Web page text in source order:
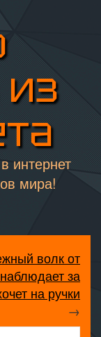
интернет
мира!
волк от
за
на ручки
→